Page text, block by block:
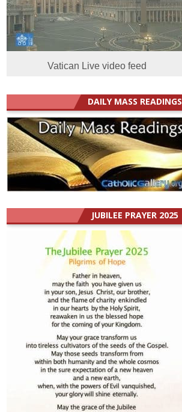
Vatican Live video feed
DAILY MASS READINGS
JUBILEE PRAYER 2025